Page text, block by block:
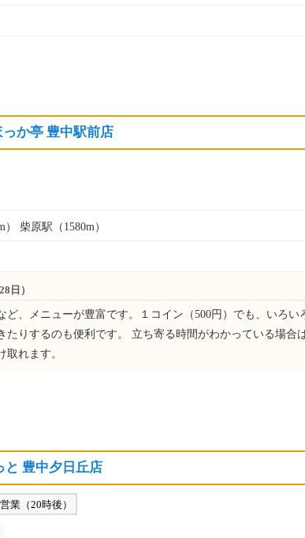
か亭 豊中駅前店
柴原駅（1580m）
日）
ど、メニューが豊富です。１コイン（500円）でも、いろい
たりするのも便利です。 立ち寄る時間がわかっている場合
取れます。
と 豊中夕日丘店
業（20時後）